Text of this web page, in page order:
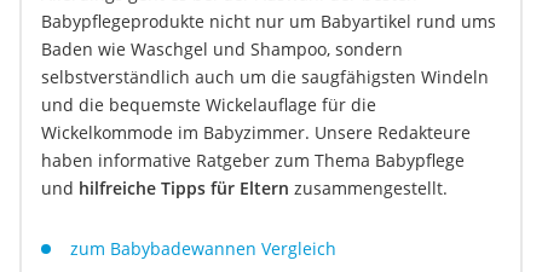
Babypflegeprodukte nicht nur um Babyartikel rund ums
Baden wie Waschgel und Shampoo, sondern
selbstverständlich auch um die saugfähigsten Windeln
und die bequemste Wickelauflage für die
Wickelkommode im Babyzimmer. Unsere Redakteure
haben informative Ratgeber zum Thema Babypflege
und hilfreiche Tipps für Eltern zusammengestellt.
zum Babybadewannen Vergleich